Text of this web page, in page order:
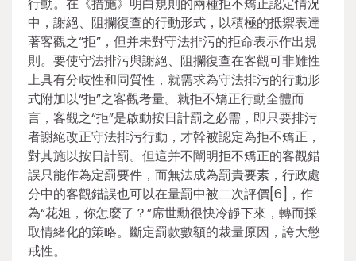
中，謝絕、阻攔復查的行動形式，以積極的抵禦表達
著客觀之“拒”，但并未對守法排污的拒命表示作出規
則。要使守法排污與謝絕、阻攔復查在客觀可非難性
上具有分歧性和同質性，就需求為守法排污的行動形
式附加以“拒”之客觀考量。就拒不矯正行動全體而
言，客觀之“拒”是啟動按日計罰之必需，即只要排污
者謝絕改正守法排污行動，才幹被認定為拒不矯正，
對其施以按日計罰。但這并不闡明拒不矯正的客觀錯
誤只能作為定罰要件，而無法成為罰責要素，行政處
分中的客觀錯誤也可以在量罰中被二次評價[6]，作
為“花姐，你怎麼了？”席世勳很快冷靜下來，轉而採
取情緒化的策略。斷定罰款數額的裁量原因，誇大懲
戒性。